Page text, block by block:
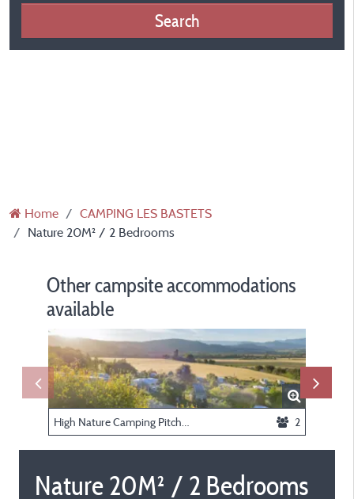
Search
Home
CAMPING LES BASTETS
Nature 20M² / 2 Bedrooms
Other campsite accommodations
available
2
Nature 20M² / 2 Bedrooms